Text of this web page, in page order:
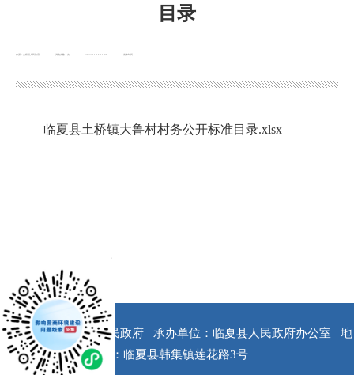
目录
浏览次数： 发布时间：
2022-11-15 11:08
临夏县土桥镇大鲁村村务公开标准目录.xlsx
版权所有：临夏县人民政府 承办单位：临夏县人民政府办公室
地
址：临夏县韩集镇莲花路3号
x